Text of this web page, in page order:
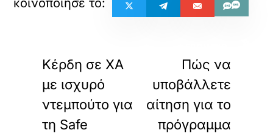
Κέρδη σε ΧΑ
με ισχυρό
ντεμπούτο για
τη Safe
Πώς να
υποβάλλετε
αίτηση για το
πρόγραμμα